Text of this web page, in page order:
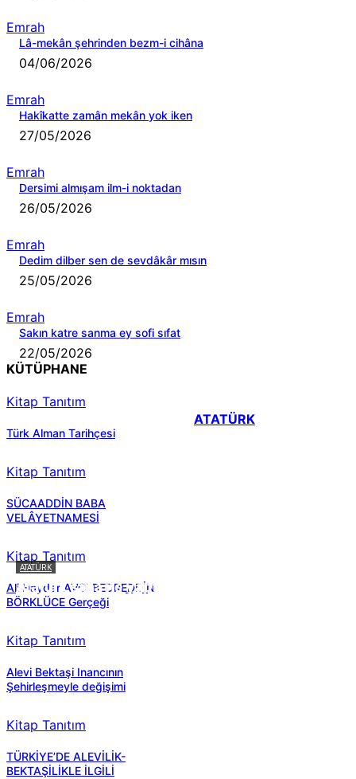
Emrah
Lâ-mekân şehrinden bezm-i cihâna
04/06/2026
Emrah
Hakîkatte zamân mekân yok iken
27/05/2026
Emrah
Dersimi almışam ilm-i noktadan
26/05/2026
Emrah
Dedim dilber sen de sevdâkâr mısın
25/05/2026
Emrah
Sakın katre sanma ey sofi sıfat
22/05/2026
KÜTÜPHANE
Kitap Tanıtım
Türk Alman Tarihçesi
Kitap Tanıtım
SÜCAADDİN BABA
VELÂYETNAMESİ
Kitap Tanıtım
Ali Haydar AVCI BEDREDDİN
BÖRKLÜCE Gerçeği
Kitap Tanıtım
Alevi Bektaşi Inancının
Şehirleşmeyle değişimi
Kitap Tanıtım
TÜRKİYE’DE ALEVİLİK-
BEKTAŞİLİKLE İLGİLİ
ATATÜRK
ATATÜRK
Atatürk sana ne yaptı?